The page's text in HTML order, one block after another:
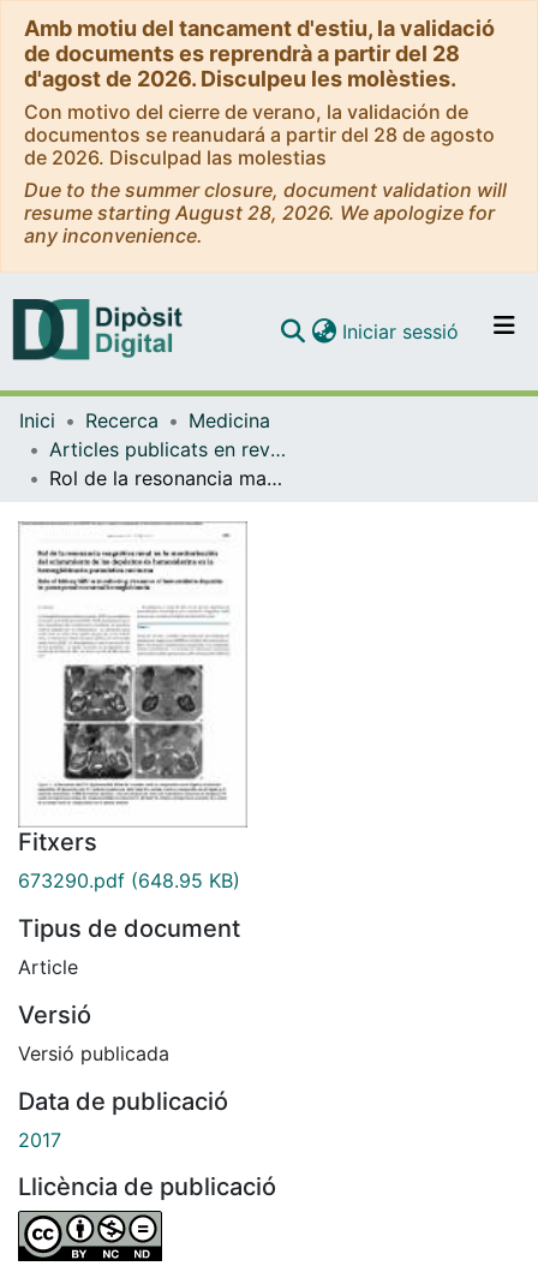
Amb motiu del tancament d'estiu, la validació
de documents es reprendrà a partir del 28
d'agost de 2026. Disculpeu les molèsties.
Con motivo del cierre de verano, la validación de
documentos se reanudará a partir del 28 de agosto
de 2026. Disculpad las molestias
Due to the summer closure, document validation will
resume starting August 28, 2026. We apologize for
any inconvenience.
Navega per tot el DD
Iniciar sessió (current)
Inici Recerca
Medicina
Articles publicats en revistes (Medicina)
Rol de la resonancia magnética renal en la monitorización del aclaramiento de los depósitos de hemosiderina en la hemoglobinuria paroxística nocturna
Fitxers
673290.pdf (648.95 KB)
Tipus de document
Article
Versió
Versió publicada
Data de publicació
2017
Llicència de publicació